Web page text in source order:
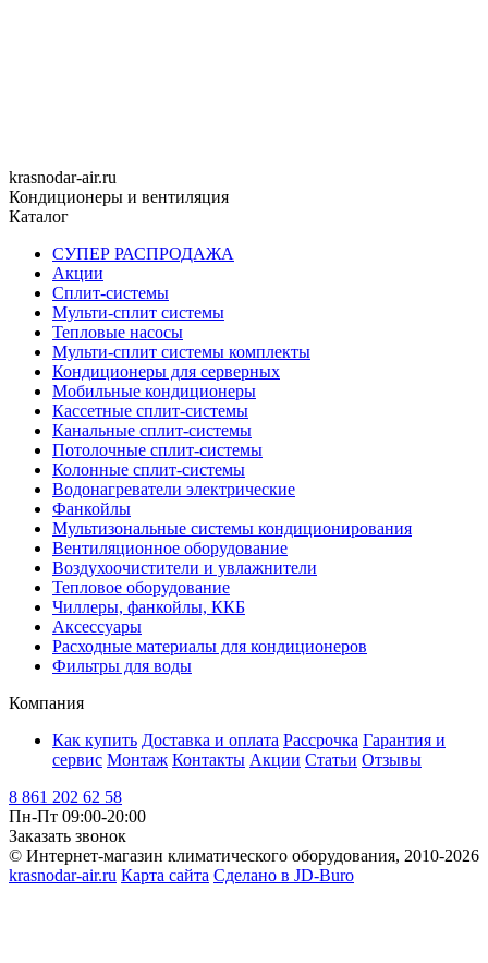
krasnodar-air.ru
Кондиционеры и вентиляция
Каталог
СУПЕР РАСПРОДАЖА
Акции
Сплит-системы
Мульти-сплит системы
Тепловые насосы
Мульти-сплит системы комплекты
Кондиционеры для серверных
Мобильные кондиционеры
Кассетные сплит-системы
Канальные сплит-системы
Потолочные сплит-системы
Колонные сплит-системы
Водонагреватели электрические
Фанкойлы
Мультизональные системы кондиционирования
Вентиляционное оборудование
Воздухоочистители и увлажнители
Тепловое оборудование
Чиллеры, фанкойлы, ККБ
Аксессуары
Расходные материалы для кондиционеров
Фильтры для воды
Компания
Как купить Доставка и оплата Рассрочка Гарантия и
сервис Монтаж Контакты Акции Статьи Отзывы
8 861 202 62 58
Пн-Пт 09:00-20:00
Заказать звонок
© Интернет-магазин климатического оборудования, 2010-2026
krasnodar-air.ru Карта сайта Сделано в JD-Buro